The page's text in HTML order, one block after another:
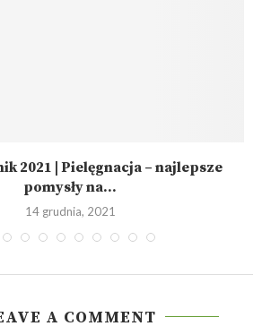
2021 | Pielęgnacja – najlepsze
pomysły na...
14 grudnia, 2021
A COMMENT